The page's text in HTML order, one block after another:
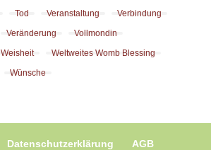
Tod Veranstaltung
Verbindung
Veränderung
Vollmondin
Weisheit
Weltweites Womb Blessing
Wünsche
Datenschutzerklärung AGB